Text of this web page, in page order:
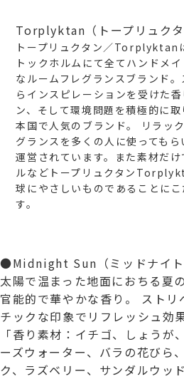
Torplyktan（トープリュクタ
トープリュクタン／Torplyktan
トックホルムにて全てハンドメ
なルームフレグランスブランド
らインスピレーションを受けた
ン、そして環境問題を積極的に
本国で人気のブランド。
リラッ
グランスを多くの人に使っても
運営されています。また素材だ
ルなどトープリュクタン
球にやさしいものであることに
す。
●Midnight Sun（ミッドナイト
太陽で温まった地面におちる夏
官能的で華やかな香り。
ストリ
チックな印象でリフレッシュ効
「香り素材：イチゴ、しょうが
ーズウォーター、バラの花びら
ク、ラズベリー、サンダルウッ